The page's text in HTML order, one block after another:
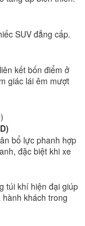
SUV đẳng cấp.
kết bốn điểm ở
giác lái êm mượt
bổ lực phanh hợp
đặc biệt khi xe
túi khí hiện đại giúp
khách trong